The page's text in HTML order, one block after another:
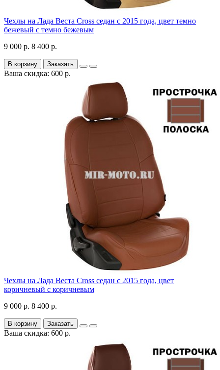
Чехлы на Лада Веста Cross седан с 2015 года, цвет темно
бежевый с темно бежевым
9 000 р. 8 400 р.
В корзину Заказать
Ваша скидка: 600 р.
Чехлы на Лада Веста Cross седан с 2015 года, цвет
коричневый с коричневым
9 000 р. 8 400 р.
В корзину Заказать
Ваша скидка: 600 р.